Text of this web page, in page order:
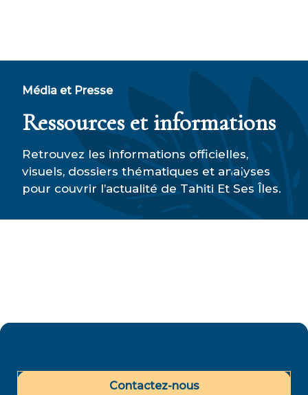
Recherche
Média et Presse
Ressources et informations
Retrouvez les informations officielles,
visuels, dossiers thématiques et analyses
pour couvrir l’actualité de Tahiti Et Ses Îles.
Contactez-nous